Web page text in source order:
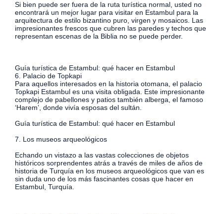
Si bien puede ser fuera de la ruta turística normal, usted no
encontrará un mejor lugar para visitar en Estambul para la
arquitectura de estilo bizantino puro, virgen y mosaicos. Las
impresionantes frescos que cubren las paredes y techos que
representan escenas de la Biblia no se puede perder.
Guía turística de Estambul: qué hacer en Estambul
6. Palacio de Topkapi
Para aquellos interesados ​​en la historia otomana, el palacio
Topkapi Estambul es una visita obligada. Este impresionante
complejo de pabellones y patios también alberga, el famoso
‘Harem’, donde vivía esposas del sultán.
Guía turística de Estambul: qué hacer en Estambul
7. Los museos arqueológicos
Echando un vistazo a las vastas colecciones de objetos
históricos sorprendentes atrás a través de miles de años de
historia de Turquía en los museos arqueológicos que van es
sin duda uno de los más fascinantes cosas que hacer en
Estambul, Turquía.